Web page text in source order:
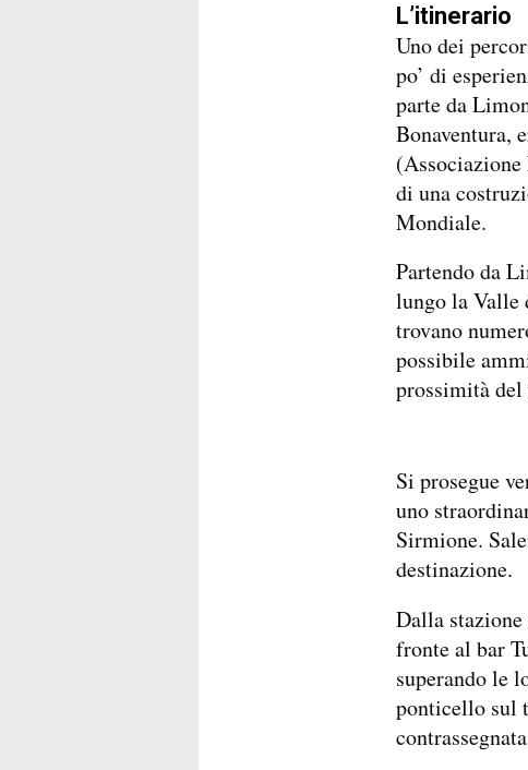
L’itinerario
Uno dei
po’ di
parte da
Bonaventura,
di una
Mondiale.
Partendo da
lungo la Valle
trovano
possibile
prossimità del
Si prosegue
uno
Sirmione.
destinazione.
Dalla stazione
fronte al bar
superando le
ponticello sul